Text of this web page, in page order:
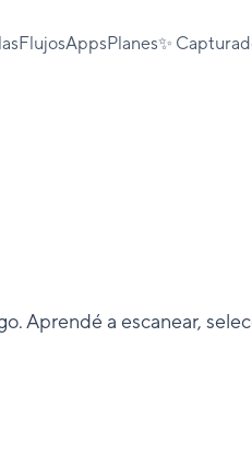
FlujosAppsPlanes✨
Aprendé a escanear,